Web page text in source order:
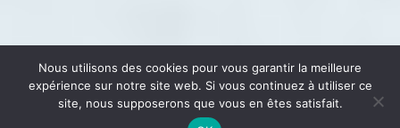
Nous utilisons des cookies pour vous garantir la meilleure
expérience sur notre site web. Si vous continuez à utiliser ce
site, nous supposerons que vous en êtes satisfait.